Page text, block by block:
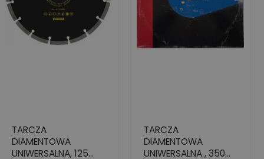
TARCZA
DIAMENTOWA
UNIWERSALNA, 125
TARCZA
DIAMENTOWA
UNIWERSALNA , 350